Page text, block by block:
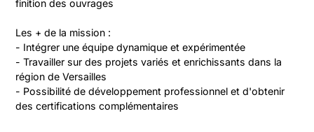
finition des ouvrages
Les + de la mission :
- Intégrer une équipe dynamique et expérimentée
- Travailler sur des projets variés et enrichissants dans la
région de Versailles
- Possibilité de développement professionnel et d'obtenir
des certifications complémentaires